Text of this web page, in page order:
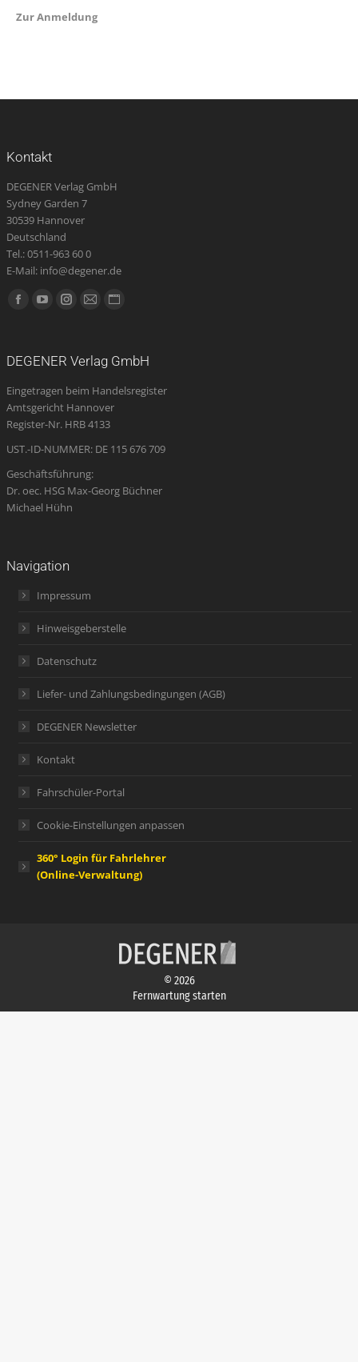
Zur Anmeldung
Kontakt
DEGENER Verlag GmbH
Sydney Garden 7
30539 Hannover
Deutschland
Tel.: 0511-963 60 0
E-Mail: info@degener.de
Finden Sie uns auf:
Facebook
in
new
window
YouTube
in
new
window
Instagram
in
new
window
E-
opens
in
new
window
Website
in
new
DEGENER Verlag GmbH
Eingetragen beim Handelsregister
Amtsgericht Hannover
Register-Nr. HRB 4133
UST.-ID-NUMMER: DE 115 676 709
Geschäftsführung:
Dr. oec. HSG Max-Georg Büchner
Michael Hühn
Navigation
Impressum
Hinweisgeberstelle
Datenschutz
Liefer- und Zahlungsbedingungen (AGB)
DEGENER Newsletter
Kontakt
Fahrschüler-Portal
Cookie-Einstellungen anpassen
360° Login für Fahrlehrer
(Online-Verwaltung)
© 2026
Fernwartung starten